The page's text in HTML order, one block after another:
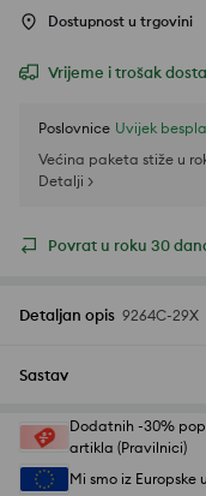
Dostupnost u trgovini
Vrijeme i trošak
Poslovnice Uvijek
Većina paketa stiže u
Detalji >
Povrat u roku 30
Detaljan opis 9264C-29X
Sastav
Dodatnih -30%
artikla (Pravilnici)
Mi smo iz Europske